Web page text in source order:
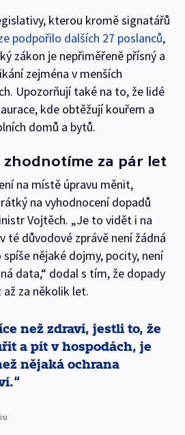
kterou kromě signatářů
podpořilo dalších 27 poslanců,
zákon je nepřiměřeně přísný a
zejména v menších
Upozorňují také na to, že lidé
kde obtěžují kouřem a
domů a bytů.
zhodnotíme za pár let
na místě úpravu měnit,
na vyhodnocení dopadů
Vojtěch. „Je to vidět i na
té důvodové zprávě není žádná
nějaké dojmy, pocity, není
data,“ dodal s tím, že dopady
za několik let.
než zdraví, jestli to, že
a pít v hospodách, je
nějaká ochrana